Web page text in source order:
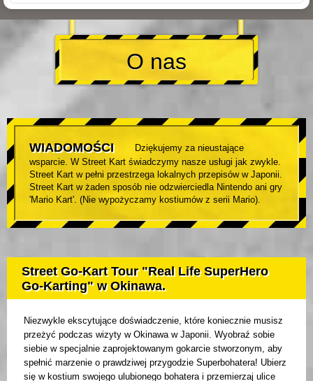
O nas
WIADOMOŚCI
Dziękujemy za nieustające
wsparcie. W Street Kart świadczymy nasze usługi jak zwykle.
Street Kart w pełni przestrzega lokalnych przepisów w Japonii.
Street Kart w żaden sposób nie odzwierciedla Nintendo ani gry
'Mario Kart'. (Nie wypożyczamy kostiumów z serii Mario).
Street Go-Kart Tour "Real Life SuperHero
Go-Karting" w Okinawa.
Niezwykle ekscytujące doświadczenie, które koniecznie musisz
przeżyć podczas wizyty w Okinawa w Japonii. Wyobraź sobie
siebie w specjalnie zaprojektowanym gokarcie stworzonym, aby
spełnić marzenie o prawdziwej przygodzie Superbohatera! Ubierz
się w kostium swojego ulubionego bohatera i przemierzaj ulice